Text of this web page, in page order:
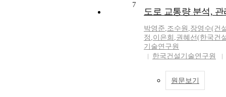
7
도로 교통량 분석,
박영준,조수원 ,장영수(건
정 ,이은희 ,권혜선(한국건
기술연구원
한국건설기술연구원
원문보기